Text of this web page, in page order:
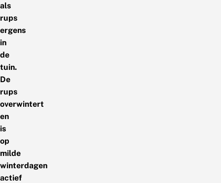
als
rups
ergens
in
de
tuin.
De
rups
overwintert
en
is
op
milde
winterdagen
actief